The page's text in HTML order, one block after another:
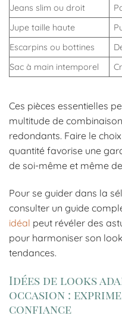
Jeans slim ou droit
Jupe taille haute
Escarpins ou bottines
Sac à main intemporel
Ces pièces essentielles
multitude de
redondants. Faire le
quantité favorise une
de soi-même et même
Pour se guider dans la
consulter un guide
idéal peut révéler des
pour harmoniser son
tendances.
Idées de looks
occasion :
confiance